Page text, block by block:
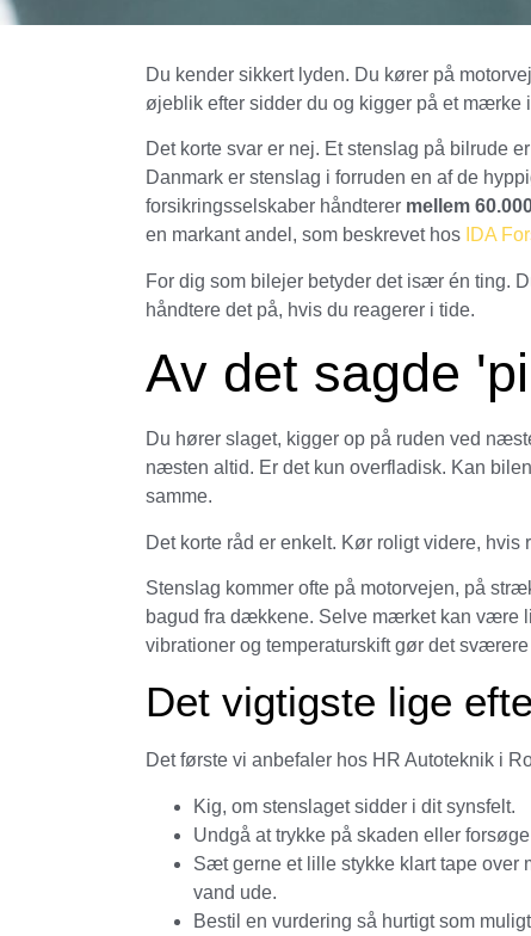
Du kender sikkert lyden. Du kører på
øjeblik efter sidder du og kigger på et mærke
Det korte svar er nej. Et stenslag på bilrude
Danmark er stenslag i forruden en af de
forsikringsselskaber håndterer mellem
en markant andel, som beskrevet hos IDA
For dig som bilejer betyder det især én ting.
håndtere det på, hvis du reagerer i tide.
Av det sagde
Du hører slaget, kigger op på ruden ved
næsten altid. Er det kun overfladisk. Kan
samme.
Det korte råd er enkelt. Kør roligt videre,
Stenslag kommer ofte på motorvejen, på
bagud fra dækkene. Selve mærket kan være
vibrationer og temperaturskift gør det
Det vigtigste lige
Det første vi anbefaler hos HR Autoteknik i
Kig, om stenslaget sidder i dit synsfelt.
Undgå at trykke på skaden eller
Sæt gerne et lille stykke klart tape over
vand ude.
Bestil en vurdering så hurtigt som